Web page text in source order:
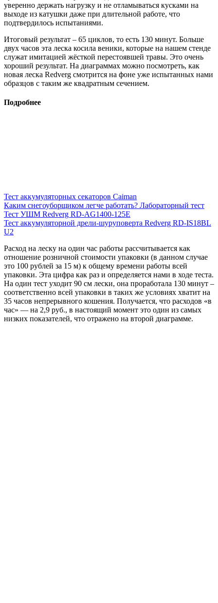
уверенно держать нагрузку и не отламываться кусками на
выходе из катушки даже при длительной работе, что
подтвердилось испытаниями.
Итоговый результат – 65 циклов, то есть 130 минут. Больше
двух часов эта леска косила веники, которые на нашем стенде
служат имитацией жёсткой перестоявшей травы. Это очень
хороший результат. На диаграммах можно посмотреть, как
новая леска Redverg смотрится на фоне уже испытанных нами
образцов с таким же квадратным сечением.
Подробнее
Тест аккумуляторных секаторов Caiman
Каким снегоуборщиком легче работать? Лабораторный тест
Тест УШМ Redverg RD-AG1400-125E
Тест аккумуляторной дрели-шуруповерта Redverg RD-IS18BL
U2
Расход на леску на один час работы рассчитывается как
отношение розничной стоимости упаковки (в данном случае
это 100 рублей за 15 м) к общему времени работы всей
упаковки. Эта цифра как раз и определяется нами в ходе теста.
На один тест уходит 90 см лески, она проработала 130 минут –
соответственно всей упаковки в таких же условиях хватит на
35 часов непрерывного кошения. Получается, что расходов «в
час» — на 2,9 руб., в настоящий момент это один из самых
низких показателей, что отражено на второй диаграмме.